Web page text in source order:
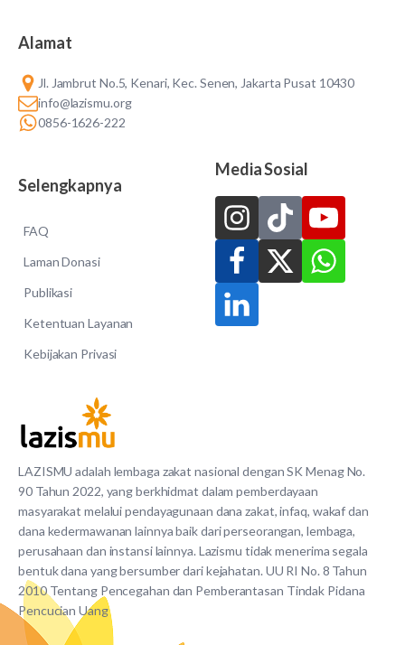
LAZISMU adalah lembaga zakat nasional dengan SK Menag No.
90 Tahun 2022, yang berkhidmat dalam pemberdayaan
masyarakat melalui pendayagunaan dana zakat, infaq, wakaf dan
dana kedermawanan lainnya baik dari perseorangan, lembaga,
perusahaan dan instansi lainnya. Lazismu tidak menerima segala
bentuk dana yang bersumber dari kejahatan. UU RI No. 8 Tahun
2010 Tentang Pencegahan dan Pemberantasan Tindak Pidana
Pencucian Uang
Alamat
Jl. Jambrut No.5, Kenari, Kec. Senen, Jakarta Pusat 10430
info@lazismu.org
0856-1626-222
Selengkapnya
FAQ
Laman Donasi
Publikasi
Ketentuan Layanan
Kebijakan Privasi
Media Sosial